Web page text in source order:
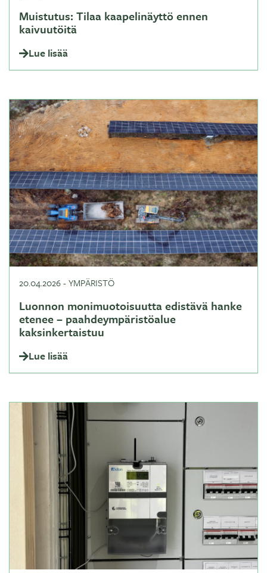
Muistutus: Tilaa kaapelinäyttö ennen
kaivuutöitä
Lue lisää
20.04.2026-YMPÄRISTÖ
Luonnon monimuotoisuutta edistävä hanke
etenee – paahdeympäristöalue
kaksinkertaistuu
Lue lisää